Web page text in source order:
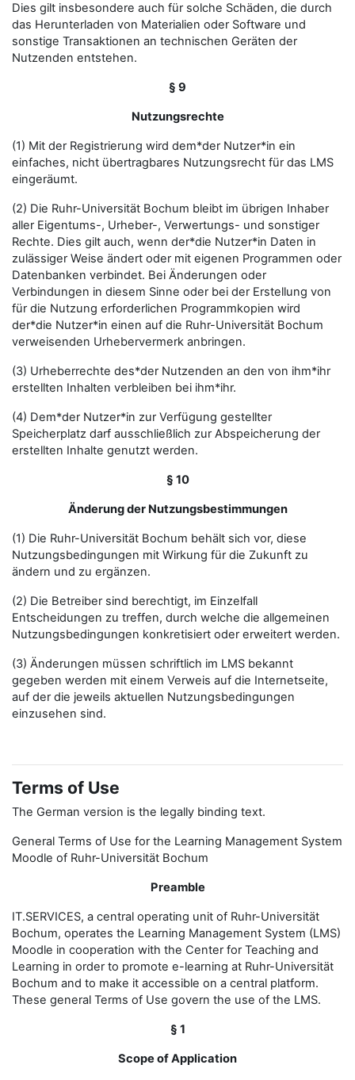
Dies gilt insbesondere auch für solche Schäden, die durch
das Herunterladen von Materialien oder Software und
sonstige Transaktionen an technischen Geräten der
Nutzenden entstehen.
§ 9
Nutzungsrechte
(1) Mit der Registrierung wird dem*der Nutzer*in ein
einfaches, nicht übertragbares Nutzungsrecht für das LMS
eingeräumt.
(2) Die Ruhr-Universität Bochum bleibt im übrigen Inhaber
aller Eigentums-, Urheber-, Verwertungs- und sonstiger
Rechte. Dies gilt auch, wenn der*die Nutzer*in Daten in
zulässiger Weise ändert oder mit eigenen Programmen oder
Datenbanken verbindet. Bei Änderungen oder
Verbindungen in diesem Sinne oder bei der Erstellung von
für die Nutzung erforderlichen Programmkopien wird
der*die Nutzer*in einen auf die Ruhr-Universität Bochum
verweisenden Urhebervermerk anbringen.
(3) Urheberrechte des*der Nutzenden an den von ihm*ihr
erstellten Inhalten verbleiben bei ihm*ihr.
(4) Dem*der Nutzer*in zur Verfügung gestellter
Speicherplatz darf ausschließlich zur Abspeicherung der
erstellten Inhalte genutzt werden.
§ 10
Änderung der Nutzungsbestimmungen
(1) Die Ruhr-Universität Bochum behält sich vor, diese
Nutzungsbedingungen mit Wirkung für die Zukunft zu
ändern und zu ergänzen.
(2) Die Betreiber sind berechtigt, im Einzelfall
Entscheidungen zu treffen, durch welche die allgemeinen
Nutzungsbedingungen konkretisiert oder erweitert werden.
(3) Änderungen müssen schriftlich im LMS bekannt
gegeben werden mit einem Verweis auf die Internetseite,
auf der die jeweils aktuellen Nutzungsbedingungen
einzusehen sind.
Terms of Use
The German version is the legally binding text.
General Terms of Use for the Learning Management System
Moodle of Ruhr-Universität Bochum
Preamble
IT.SERVICES, a central operating unit of Ruhr-Universität
Bochum, operates the Learning Management System (LMS)
Moodle in cooperation with the Center for Teaching and
Learning in order to promote e-learning at Ruhr-Universität
Bochum and to make it accessible on a central platform.
These general Terms of Use govern the use of the LMS.
§ 1
Scope of Application